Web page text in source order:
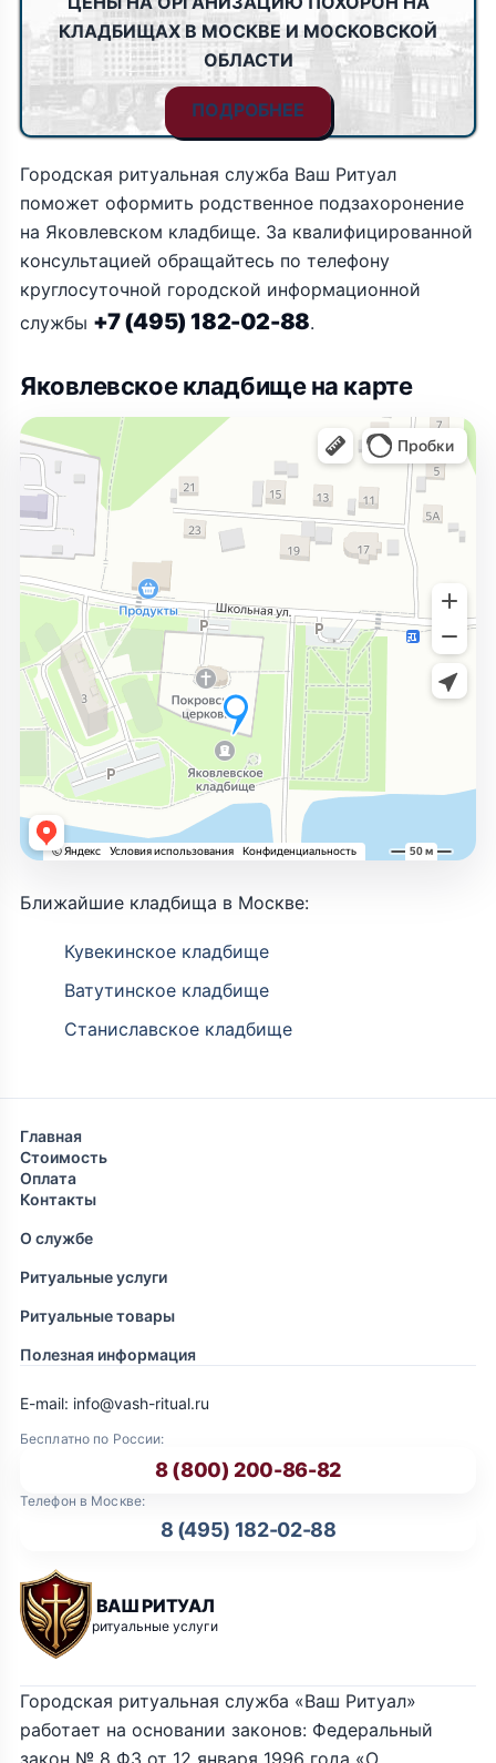
КЛАДБИЩАХ В МОСКВЕ И МОСКОВСКОЙ
ОБЛАСТИ
ПОДРОБНЕЕ
Городская ритуальная служба Ваш Ритуал
поможет оформить родственное подзахоронение
на Яковлевском кладбище. За квалифицированной
консультацией обращайтесь по телефону
круглосуточной городской информационной
службы +7 (495) 182-02-88.
Яковлевское кладбище на карте
Ближайшие кладбища в Москве:
Кувекинское кладбище
Ватутинское кладбище
Станиславское кладбище
Главная
Стоимость
Оплата
Контакты
О службе
Ритуальные услуги
Ритуальные товары
Полезная информация
ВАШ РИТУАЛ
ритуальные услуги
Бесплатно по России:
8 (800) 200-86-82
Телефон в Москве:
8 (495) 182-02-88
E-mail: info@vash-ritual.ru
Городская ритуальная служба «Ваш Ритуал»
работает на основании законов: Федеральный
закон № 8 ФЗ от 12 января 1996 года «О